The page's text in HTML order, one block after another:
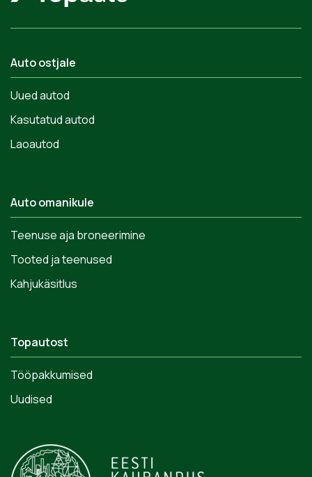
Auto ostjale
Uued autod
Kasutatud autod
Laoautod
Auto omanikule
Teenuse aja broneerimine
Tooted ja teenused
Kahjukäsitlus
Topautost
Tööpakkumised
Uudised